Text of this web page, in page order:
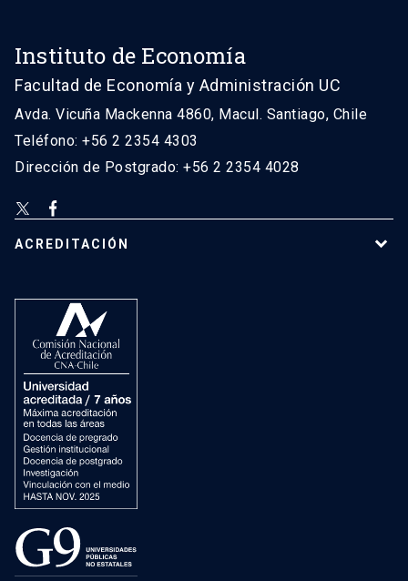
Instituto de Economía
Facultad de Economía y Administración UC
Avda. Vicuña Mackenna 4860, Macul. Santiago, Chile
Teléfono: +56 2 2354 4303
Dirección de Postgrado: +56 2 2354 4028
ACREDITACIÓN